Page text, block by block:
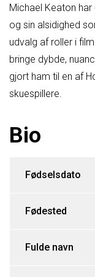
Michael Keaton
og sin alsidighed
udvalg af roller i
bringe dybde,
gjort ham til en af
skuespillere.
Bio
Fødselsdato
Fødested
Fulde navn